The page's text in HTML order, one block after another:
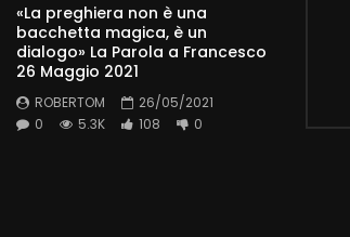
«La preghiera non è una
bacchetta magica, è un
dialogo» La Parola a Francesco
26 Maggio 2021
ROBERTOM
26/05/2021
0
5.3K 108 0